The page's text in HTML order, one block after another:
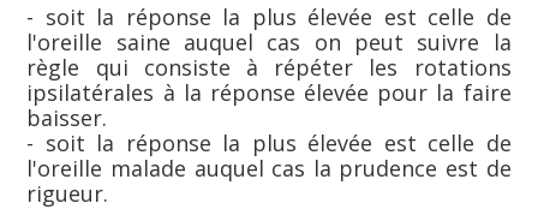
- soit la réponse la plus élevée est celle de
l'oreille saine auquel cas on peut suivre la
règle qui consiste à répéter les rotations
ipsilatérales à la réponse élevée pour la faire
baisser.
- soit la réponse la plus élevée est celle de
l'oreille malade auquel cas la prudence est de
rigueur.